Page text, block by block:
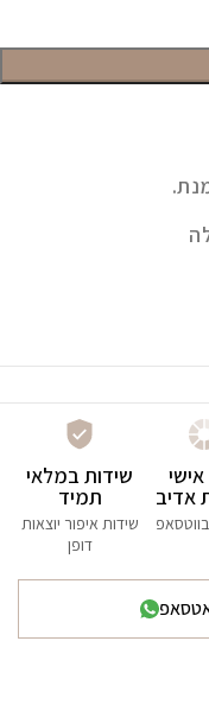
אדיב
שידות במלאי
תמיד
שידות איפור יוצאות
דופן